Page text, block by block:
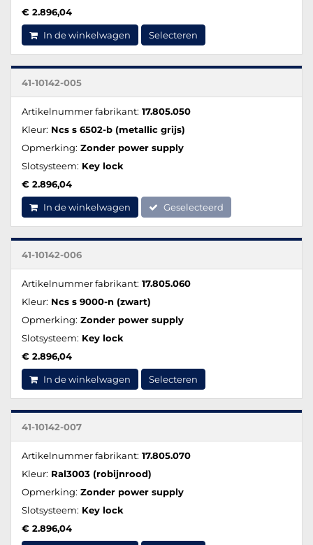
€ 2.896,04
In de winkelwagen Selecteren
41-10142-005
Artikelnummer fabrikant: 17.805.050
Kleur: Ncs s 6502-b (metallic grijs)
Opmerking: Zonder power supply
Slotsysteem: Key lock
€ 2.896,04
In de winkelwagen Geselecteerd
41-10142-006
Artikelnummer fabrikant: 17.805.060
Kleur: Ncs s 9000-n (zwart)
Opmerking: Zonder power supply
Slotsysteem: Key lock
€ 2.896,04
In de winkelwagen Selecteren
41-10142-007
Artikelnummer fabrikant: 17.805.070
Kleur: Ral3003 (robijnrood)
Opmerking: Zonder power supply
Slotsysteem: Key lock
€ 2.896,04